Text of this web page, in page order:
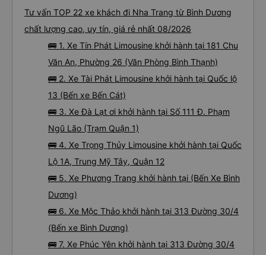
Tư vấn TOP 22 xe khách đi Nha Trang từ Bình Dương
chất lượng cao, uy tín, giá rẻ nhất 08/2026
🚌 1. Xe Tín Phát Limousine khởi hành tại 181 Chu
Văn An, Phường 26 (Văn Phòng Bình Thạnh)
🚌 2. Xe Tài Phát Limousine khởi hành tại Quốc lộ
13 (Bến xe Bến Cát)
🚌 3. Xe Đà Lạt ơi khởi hành tại Số 111 Đ. Phạm
Ngũ Lão (Trạm Quận 1)
🚌 4. Xe Trọng Thủy Limousine khởi hành tại Quốc
Lộ 1A, Trung Mỹ Tây, Quận 12
🚌 5. Xe Phương Trang khởi hành tại (Bến Xe Bình
Dương)
🚌 6. Xe Mộc Thảo khởi hành tại 313 Đường 30/4
(Bến xe Bình Dương)
🚌 7. Xe Phúc Yên khởi hành tại 313 Đường 30/4